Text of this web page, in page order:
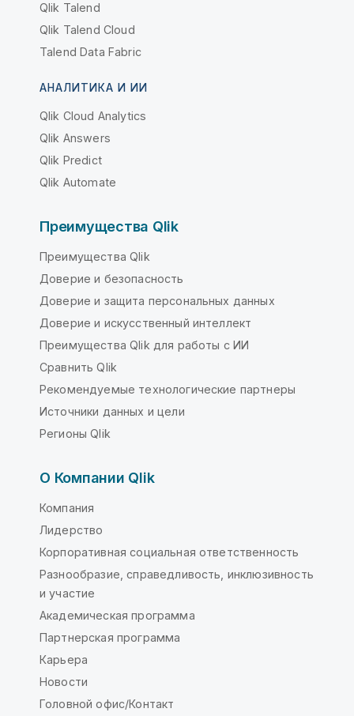
Qlik Talend
Qlik Talend Cloud
Talend Data Fabric
АНАЛИТИКА И ИИ
Qlik Cloud Analytics
Qlik Answers
Qlik Predict
Qlik Automate
Преимущества Qlik
Преимущества Qlik
Доверие и безопасность
Доверие и защита персональных данных
Доверие и искусственный интеллект
Преимущества Qlik для работы с ИИ
Сравнить Qlik
Рекомендуемые технологические партнеры
Источники данных и цели
Регионы Qlik
О Компании Qlik
Компания
Лидерство
Корпоративная социальная ответственность
Разнообразие, справедливость, инклюзивность
и участие
Академическая программа
Партнерская программа
Карьера
Новости
Головной офис/Контакт